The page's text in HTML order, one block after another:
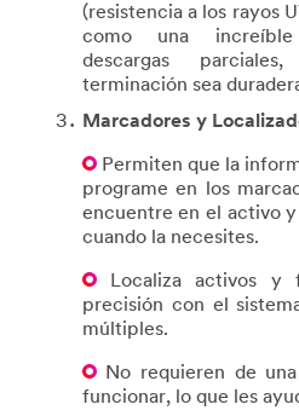
(resistencia a los rayos
como una
descargas
terminación sea
Marcadores y
Permiten que la
programe en los
encuentre en el activo
cuando la necesites.
Localiza activos y
precisión con el
múltiples.
No requieren de
funcionar, lo que les